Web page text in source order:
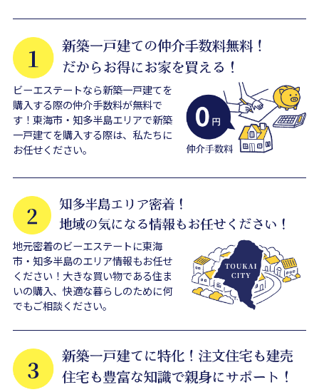
ビーエステートなら新築一戸建てを
購入する際の仲介手数料が無料で
す！東海市・知多半島エリアで新築
一戸建てを購入する際は、私たちに
お任せください。
地元密着のビーエステートに東海
市・知多半島のエリア情報もお任せ
ください！大きな買い物である住ま
いの購入、快適な暮らしのために何
でもご相談ください。